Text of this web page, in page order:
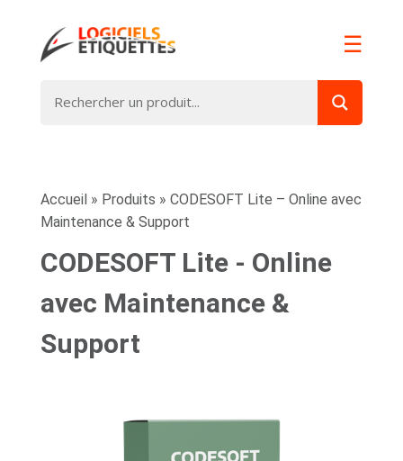
☰
Accueil » Produits » CODESOFT Lite – Online avec
Maintenance & Support
CODESOFT Lite - Online
avec Maintenance &
Support